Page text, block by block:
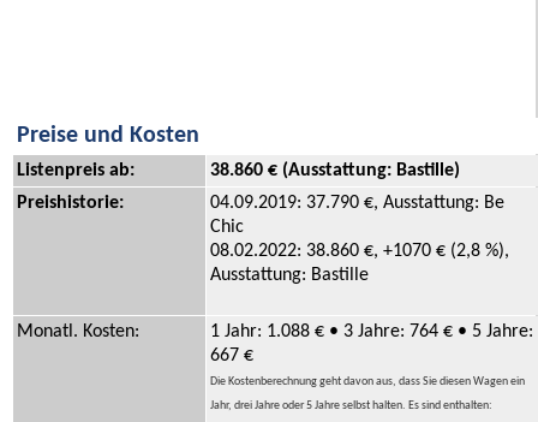
Preise und Kosten
Listenpreis ab:
38.860 € (Ausstattung: Bastille)
Preishistorie:
04.09.2019: 37.790 €, Ausstattung: Be
Chic
08.02.2022: 38.860 €, +1070 € (2,8 %),
Ausstattung: Bastille
Monatl. Kosten:
1 Jahr: 1.088 € • 3 Jahre: 764 € • 5 Jahre:
667 €
Die Kostenberechnung geht davon aus, dass Sie diesen Wagen ein
Jahr, drei Jahre oder 5 Jahre selbst halten. Es sind enthalten: